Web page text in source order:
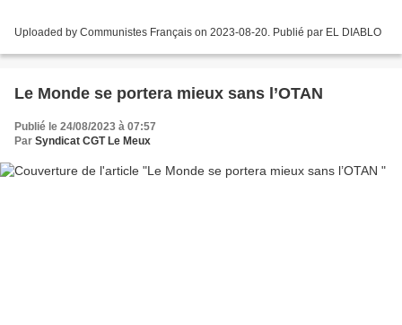
Uploaded by Communistes Français on 2023-08-20. Publié par EL DIABLO
Le Monde se portera mieux sans l’OTAN
Publié le 24/08/2023 à 07:57
Par Syndicat CGT Le Meux